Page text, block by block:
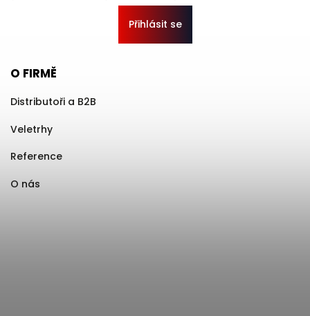
Přihlásit se
O FIRMĚ
Distributoři a B2B
Veletrhy
Reference
O nás